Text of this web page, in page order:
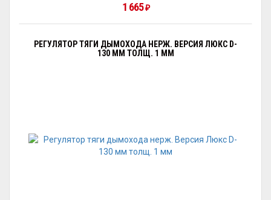
1 665 ₽
РЕГУЛЯТОР ТЯГИ ДЫМОХОДА НЕРЖ. ВЕРСИЯ ЛЮКС D-
130 ММ ТОЛЩ. 1 ММ